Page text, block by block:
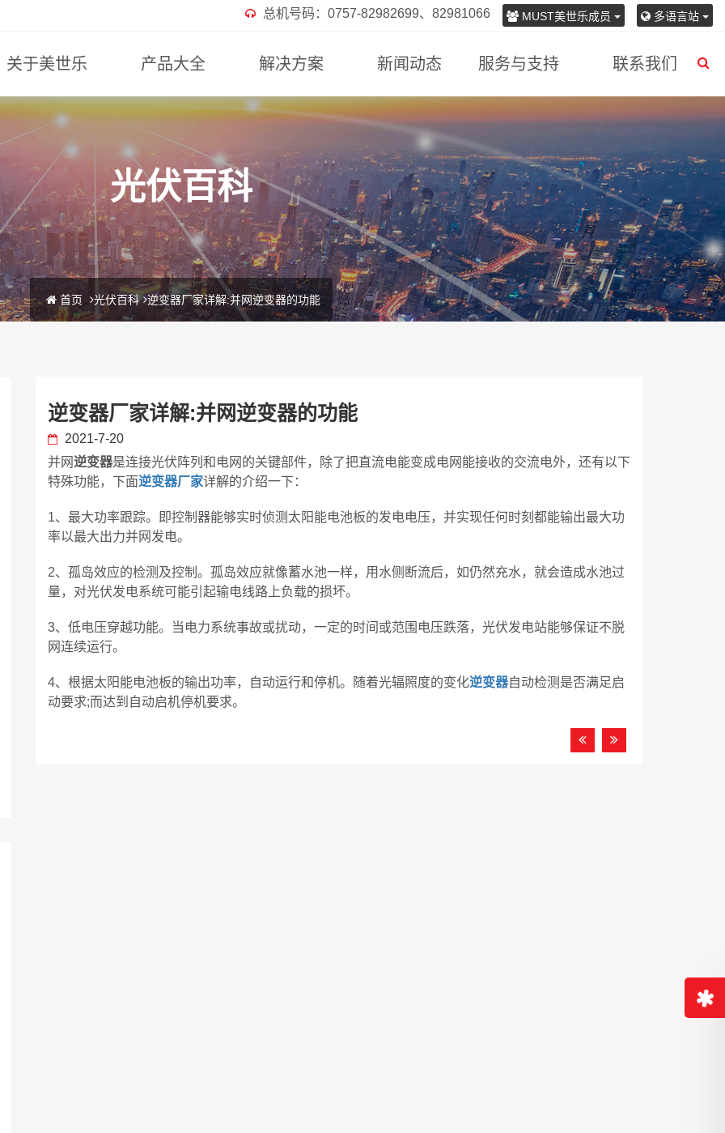
多语言站
MUST美世乐成员
总机号码：0757-82982699、82981066
关于美世乐 产品大全 解决方案 新闻动态 服务与支持 联系我们
光伏百科
首页 光伏百科 逆变器厂家详解:并网逆变器的功能
逆变器厂家详解:并网逆变器的功能
2021-7-20
并网逆变器是连接光伏阵列和电网的关键部件，除了把直流电能变成电网能接收的交流电外，还有以下
特殊功能，下面逆变器厂家详解的介绍一下：
1、最大功率跟踪。即控制器能够实时侦测太阳能电池板的发电电压，并实现任何时刻都能输出最大功
率以最大出力并网发电。
2、孤岛效应的检测及控制。孤岛效应就像蓄水池一样，用水侧断流后，如仍然充水，就会造成水池过
量，对光伏发电系统可能引起输电线路上负载的损坏。
3、低电压穿越功能。当电力系统事故或扰动，一定的时间或范围电压跌落，光伏发电站能够保证不脱
网连续运行。
4、根据太阳能电池板的输出功率，自动运行和停机。随着光辐照度的变化逆变器自动检测是否满足启
动要求;而达到自动启机停机要求。